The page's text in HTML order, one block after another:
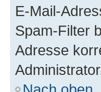
E-Mail-
Spam-Filter
Adresse